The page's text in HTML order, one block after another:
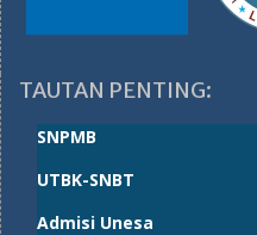
TAUTAN PENTING:
SNPMB
UTBK-SNBT
Admisi Unesa